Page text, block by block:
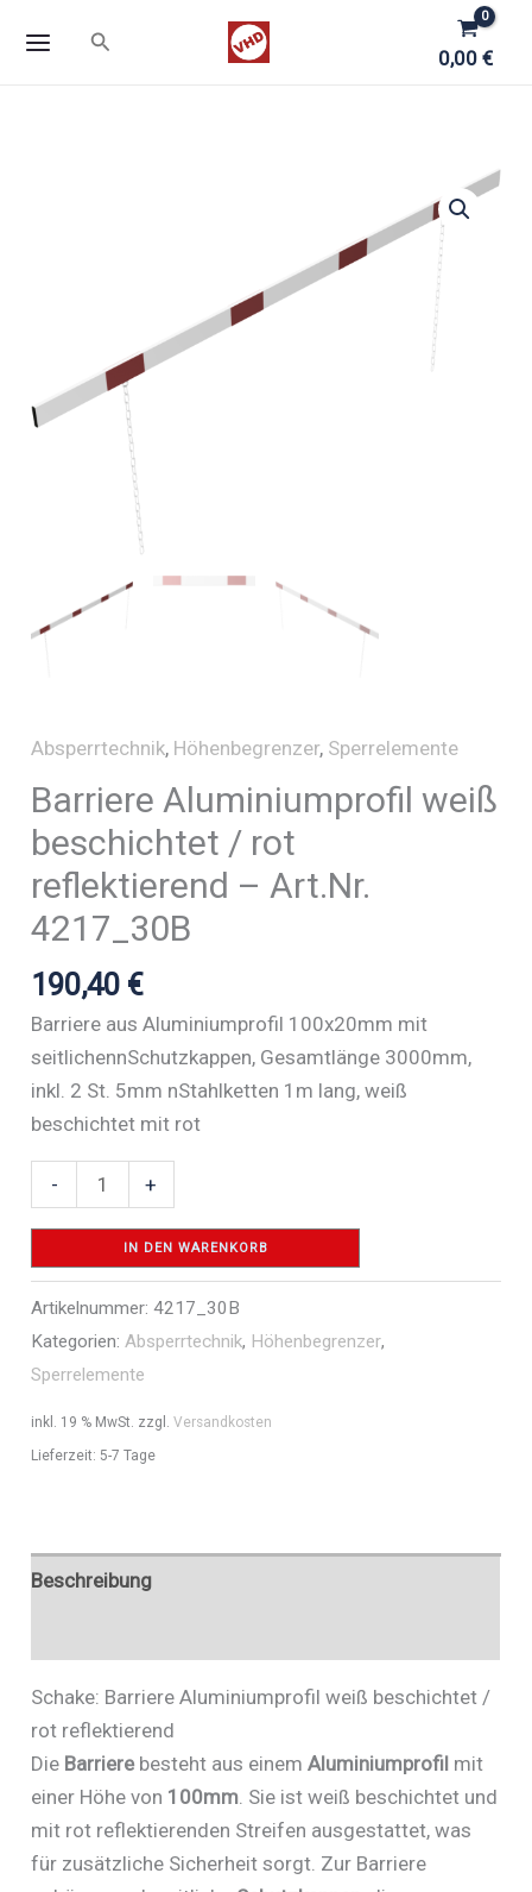
Inhalt
Suchen
0,00€
Absperrtechnik, Höhenbegrenzer, Sperrelemente
Barriere Aluminiumprofil weiß
beschichtet / rot
reflektierend – Art.Nr.
4217_30B
190,40 €
Barriere aus Aluminiumprofil 100x20mm mit
seitlichennSchutzkappen, Gesamtlänge 3000mm,
inkl. 2 St. 5mm nStahlketten 1m lang, weiß
beschichtet mit rot
-
Barriere
Aluminiumprofil
beschichtet
/
rot
reflektierend
Art.Nr.
+
IN DEN WARENKORB
Artikelnummer:4217_30B
Kategorien:Absperrtechnik, Höhenbegrenzer,
Sperrelemente
inkl. 19 % MwSt. zzgl.Versandkosten
Lieferzeit: 5-7 Tage
Beschreibung
Schake: Barriere Aluminiumprofil weiß beschichtet /
rot reflektierend
Die Barrierebesteht aus einemAluminiumprofil mit
einer Höhe von 100mm. Sie ist weiß beschichtet und
mit rot reflektierenden Streifen ausgestattet, was
für zusätzliche Sicherheit sorgt. Zur Barriere